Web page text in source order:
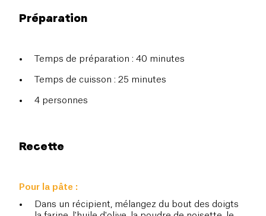
Préparation
Temps de préparation : 40 minutes
Temps de cuisson : 25 minutes
4 personnes
Recette
Pour la pâte :
Dans un récipient, mélangez du bout des doigts